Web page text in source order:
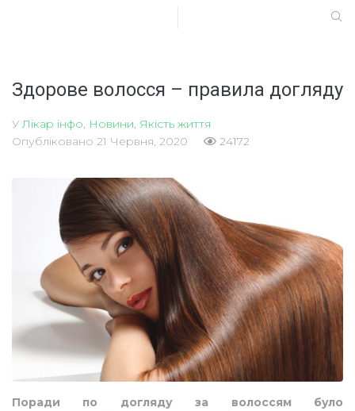
Здорове волосся – правила догляду
У Лікар інфо Новини Якість життя
Опубліковано 21 Червня, 2020 24172
Поради по догляду за волоссям було